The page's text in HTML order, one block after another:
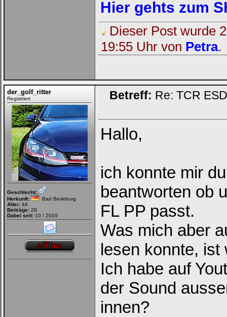
Hier gehts zum
Dieser Post wurde
19:55 Uhr von Petra.
der_golf_ritter
Registriert
Geschlecht:
Herkunft:
Bad Berleburg
Alter: 44
Beiträge: 28
Dabei seit: 10 / 2019
Betreff: Re: TCR
Hallo,
ich konnte mir
beantworten ob
FL PP passt.
Was mich aber
lesen konnte, ist
Ich habe auf
der Sound
innen?